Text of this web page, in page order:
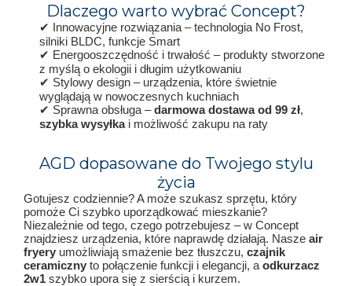
Dlaczego warto wybrać Concept?
✔ Innowacyjne rozwiązania – technologia No Frost,
silniki BLDC, funkcje Smart
✔ Energooszczędność i trwałość – produkty stworzone
z myślą o ekologii i długim użytkowaniu
✔ Stylowy design – urządzenia, które świetnie
wyglądają w nowoczesnych kuchniach
✔ Sprawna obsługa –darmowa dostawa od 99 zł,
szybka wysyłkai możliwość zakupu na raty
AGD dopasowane do Twojego stylu
życia
Gotujesz codziennie? A może szukasz sprzętu, który
pomoże Ci szybko uporządkować mieszkanie?
Niezależnie od tego, czego potrzebujesz – w Concept
znajdziesz urządzenia, które naprawdę działają. Nasze air
fryery umożliwiają smażenie bez tłuszczu, czajnik
ceramiczny to połączenie funkcji i elegancji, a odkurzacz
2w1 szybko upora się z sierścią i kurzem.